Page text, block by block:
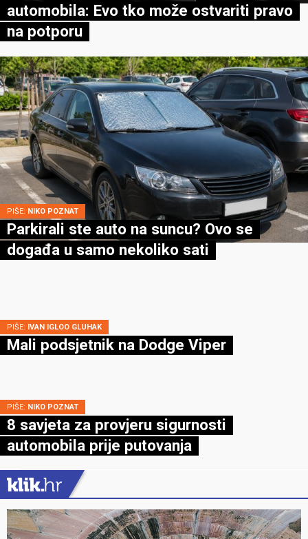
automobila: Evo tko može ostvariti pravo
na potporu
PIŠE: NIKO POZNAT
Parkirali ste auto na suncu? Ovo se
događa u samo nekoliko sati
PIŠE: IVAN IGLOO GLUHAK
Mali podsjetnik na Dodge Viper
PIŠE: NIKO POZNAT
8 savjeta za provjeru sigurnosti
automobila prije putovanja